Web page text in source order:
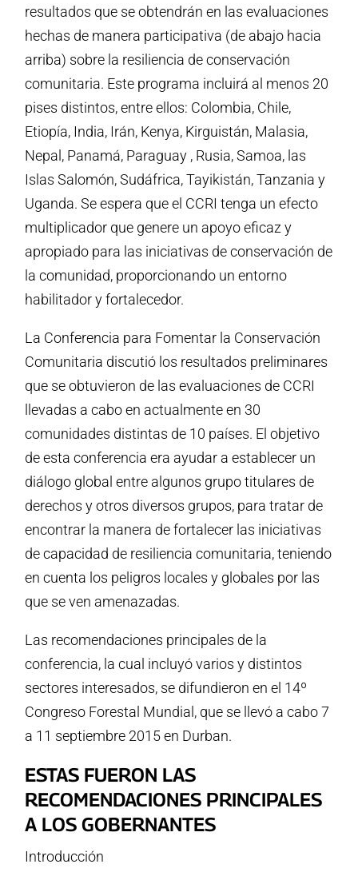
resultados que se obtendrán en las evaluaciones
hechas de manera participativa (de abajo hacia
arriba) sobre la resiliencia de conservación
comunitaria. Este programa incluirá al menos 20
pises distintos, entre ellos: Colombia, Chile,
Etiopía, India, Irán, Kenya, Kirguistán, Malasia,
Nepal, Panamá, Paraguay , Rusia, Samoa, las
Islas Salomón, Sudáfrica, Tayikistán, Tanzania y
Uganda. Se espera que el CCRI tenga un efecto
multiplicador que genere un apoyo eficaz y
apropiado para las iniciativas de conservación de
la comunidad, proporcionando un entorno
habilitador y fortalecedor.
La Conferencia para Fomentar la Conservación
Comunitaria discutió los resultados preliminares
que se obtuvieron de las evaluaciones de CCRI
llevadas a cabo en actualmente en 30
comunidades distintas de 10 países. El objetivo
de esta conferencia era ayudar a establecer un
diálogo global entre algunos grupo titulares de
derechos y otros diversos grupos, para tratar de
encontrar la manera de fortalecer las iniciativas
de capacidad de resiliencia comunitaria, teniendo
en cuenta los peligros locales y globales por las
que se ven amenazadas.
Las recomendaciones principales de la
conferencia, la cual incluyó varios y distintos
sectores interesados, se difundieron en el 14º
Congreso Forestal Mundial, que se llevó a cabo 7
a 11 septiembre 2015 en Durban.
ESTAS FUERON LAS
RECOMENDACIONES PRINCIPALES
A LOS GOBERNANTES
Introducción